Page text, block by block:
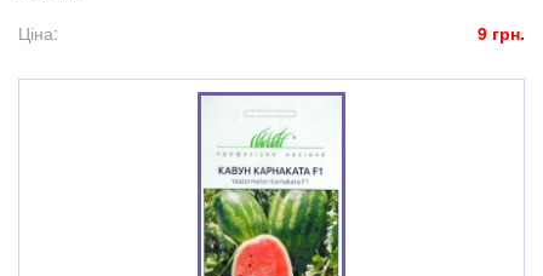
Ціна:
9 грн.